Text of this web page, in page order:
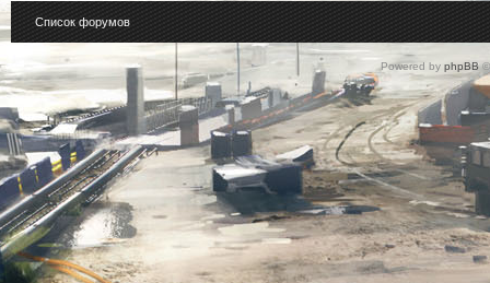
Список форумов
Powered by phpBB©